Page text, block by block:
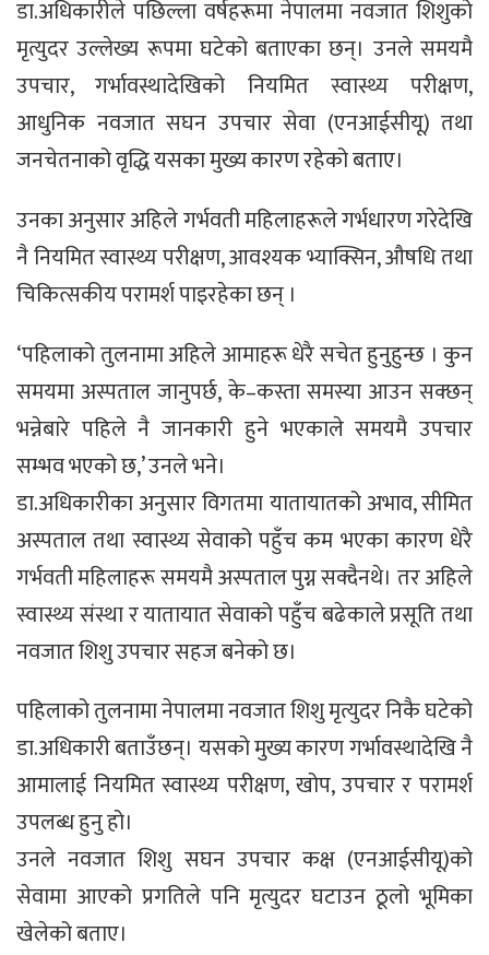
डा.अधिकारीले पछिल्ला वर्षहरूमा नेपालमा नवजात शिशुको
मृत्युदर उल्लेख्य रूपमा घटेको बताएका छन्। उनले समयमै
उपचार, गर्भावस्थादेखिको नियमित स्वास्थ्य परीक्षण,
आधुनिक नवजात सघन उपचार सेवा (एनआईसीयू) तथा
जनचेतनाको वृद्धि यसका मुख्य कारण रहेको बताए।
उनका अनुसार अहिले गर्भवती महिलाहरूले गर्भधारण गरेदेखि
नै नियमित स्वास्थ्य परीक्षण, आवश्यक भ्याक्सिन, औषधि तथा
चिकित्सकीय परामर्श पाइरहेका छन् ।
‘पहिलाको तुलनामा अहिले आमाहरू धेरै सचेत हुनुहुन्छ । कुन
समयमा अस्पताल जानुपर्छ, के–कस्ता समस्या आउन सक्छन्
भन्नेबारे पहिले नै जानकारी हुने भएकाले समयमै उपचार
सम्भव भएको छ,’ उनले भने।
डा.अधिकारीका अनुसार विगतमा यातायातको अभाव, सीमित
अस्पताल तथा स्वास्थ्य सेवाको पहुँच कम भएका कारण धेरै
गर्भवती महिलाहरू समयमै अस्पताल पुग्न सक्दैनथे। तर अहिले
स्वास्थ्य संस्था र यातायात सेवाको पहुँच बढेकाले प्रसूति तथा
नवजात शिशु उपचार सहज बनेको छ।
पहिलाको तुलनामा नेपालमा नवजात शिशु मृत्युदर निकै घटेको
डा.अधिकारी बताउँछन्। यसको मुख्य कारण गर्भावस्थादेखि नै
आमालाई नियमित स्वास्थ्य परीक्षण, खोप, उपचार र परामर्श
उपलब्ध हुनु हो।
उनले नवजात शिशु सघन उपचार कक्ष (एनआईसीयू)को
सेवामा आएको प्रगतिले पनि मृत्युदर घटाउन ठूलो भूमिका
खेलेको बताए।